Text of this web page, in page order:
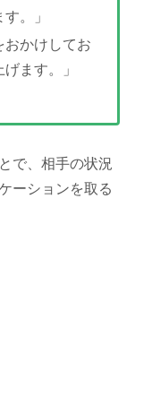
。」
おかけしてお
ます。」
で、相手の状況
ーションを取る